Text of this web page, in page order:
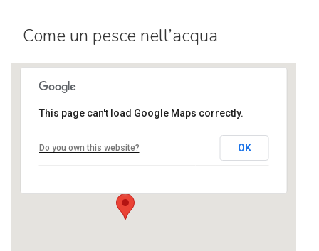
Come un pesce nell’acqua
centro MEL
Via Tevere, 3 - Ranica
This page can't load Google Maps correctly.
Do you own this website? OK